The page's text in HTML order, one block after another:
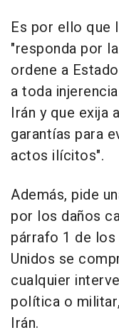
Es por ello que
"responda por
ordene a
a toda
Irán y que exija
garantías para
actos ilícitos".
Además, pide
por los daños
párrafo 1 de
Unidos se
cualquier
política o
Irán.